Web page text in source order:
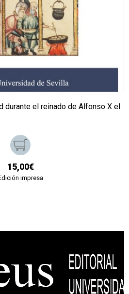
durante el reinado de Alfonso X el
15,00€
impresa